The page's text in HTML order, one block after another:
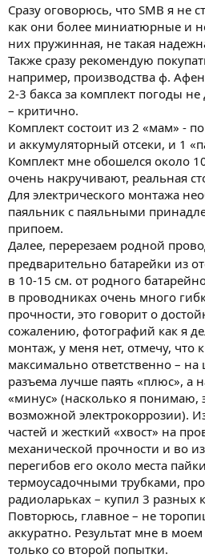
Сразу оговорюсь, что SMB я не
как они более миниатюрные и
них пружинная, не такая
Также сразу рекомендую
например, производства ф.
2-3 бакса за комплект погоды не
– критично.
Комплект состоит из 2 «мам» -
и аккумуляторный отсеки, и 1
Комплект мне обошелся около
очень накручивают, реальная
Для электрического монтажа
паяльник с паяльными
припоем.
Далее, перерезаем родной
предварительно батарейки из
в 10-15 см. от родного
в проводниках очень много
прочности, это говорит о
сожалению, фотографий как я
монтаж, у меня нет, отмечу, что
максимально ответственно –
разъема лучше паять «плюс», а
«минус» (насколько я понимаю,
возможной электрокоррозии).
частей и жесткий «хвост» на
механической прочности и во
перегибов его около места
термоусадочными трубками,
радиоларьках – купил 3 разных
Повторюсь, главное – не
аккуратно. Результат мне в
только со второй попытки.